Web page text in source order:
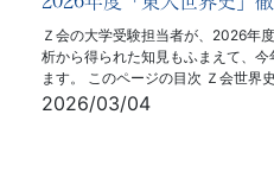
Ｚ会の大学受験担当者が、2026年
析から得られた知見もふまえて、
ます。 このページの目次 Ｚ会世界
2026/03/04